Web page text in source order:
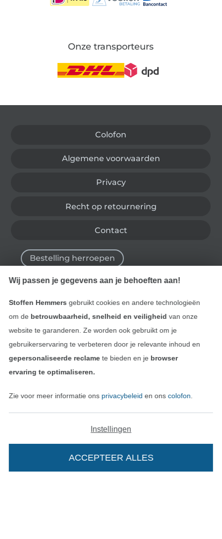
Onze transporteurs
Colofon
Algemene voorwaarden
Privacy
Recht op retournering
Contact
Bestelling herroepen
Vind meer inspiratie
Deutsch
Nederlands
Wissel naar de
Wij passen je gegevens aan je behoeften aan!
Stoffen Hemmers gebruikt cookies en andere technologieën
om de betrouwbaarheid, snelheid en veiligheid van onze
website te garanderen. Ze worden ook gebruikt om je
gebruikerservaring te verbeteren door je relevante inhoud en
gepersonaliseerde reclamete bieden en je browser
ervaring te optimaliseren.
Zie voor meer informatie ons privacybeleid en ons colofon
Instellingen
ACCEPTEER ALLES